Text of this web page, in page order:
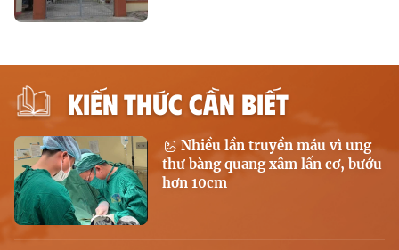
KIẾN THỨC CẦN BIẾT
Nhiều lần truyền máu vì ung
thư bàng quang xâm lấn cơ, bướu
hơn 10cm